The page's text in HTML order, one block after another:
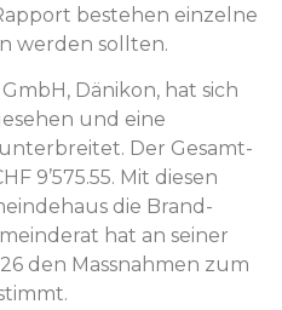
beste­hen einzelne
wer­den sollten.
Dänikon, hat sich
und eine
Der Gesamt­
9’575.55. Mit diesen
die Brand­
hat an sein­er
den Mass­nah­men zum